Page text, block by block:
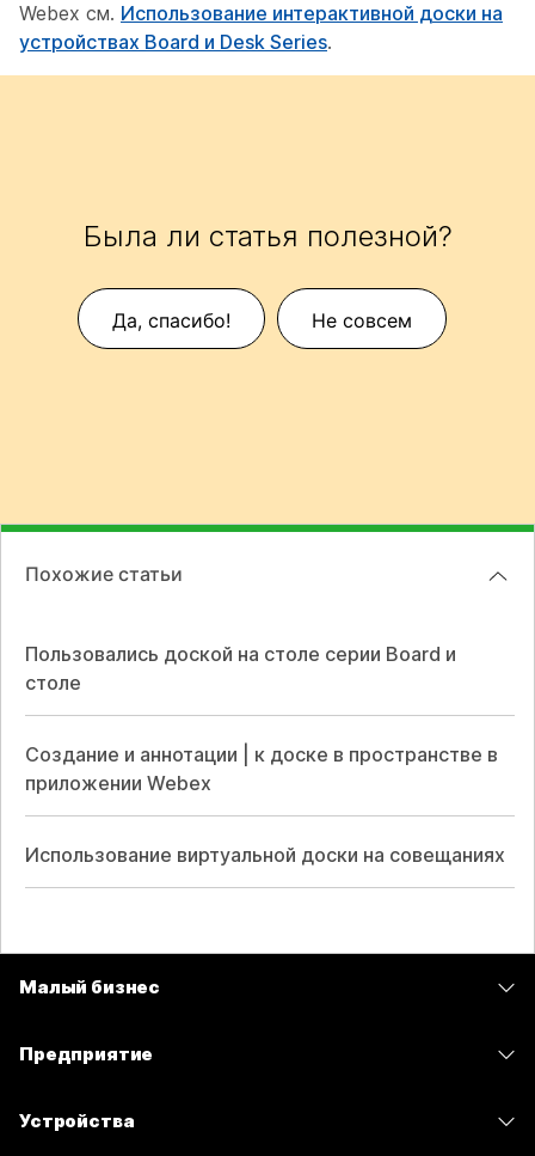
Webex см. Использование интерактивной доски на
устройствах Board и Desk Series.
Была ли статья полезной?
Да, спасибо! Не совсем
Похожие статьи
Пользовались доской на столе серии Board и
столе
Создание и аннотации | к доске в пространстве в
приложении Webex
Использование виртуальной доски на совещаниях
Малый бизнес
Предприятие
Устройства